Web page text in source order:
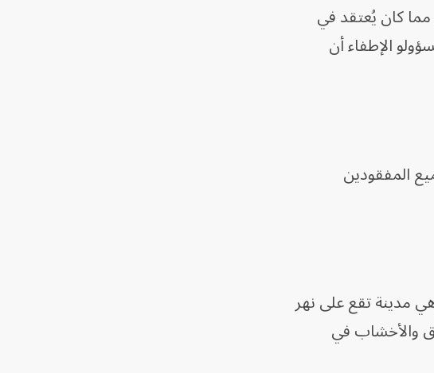
مما كان يُعتقد في
الإطفاء أن
المفقودين
مدينة تقع على نهر
الورق والأخشاب في